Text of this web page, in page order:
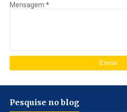
Mensagem *
Pesquise no blog